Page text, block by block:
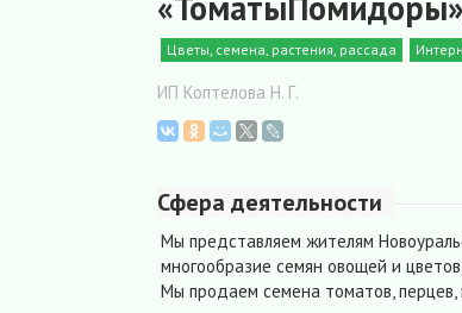
Цветы, семена, растения, рассада
ИП Коптелова Н. Г.
Сфера деятельности
Мы представляем жителям
многообразие семян овощей и
Мы продаем семена томатов, перцев,